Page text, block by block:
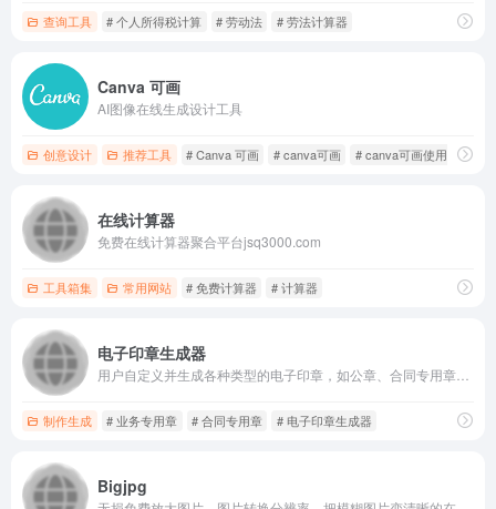
查询工具 # 个人所得税计算 # 劳动法 # 劳法计算器
Canva 可画
AI图像在线生成设计工具
创意设计 推荐工具 # Canva 可画 # canva可画 # canva可画使用教程
在线计算器
免费在线计算器聚合平台jsq3000.com
工具箱集 常用网站 # 免费计算器 # 计算器
电子印章生成器
制作生成 # 业务专用章 # 合同专用章 # 电子印章生成器
Bigjpg